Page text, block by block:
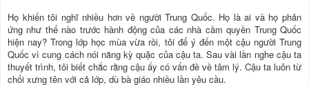
Họ khiến tôi nghĩ nhiều hơn về người Trung Quốc. Họ là ai và họ phản
ứng như thế nào trước hành động của các nhà cầm quyền Trung Quốc
hiện nay? Trong lớp học mùa vừa rồi, tôi để ý đến một cậu người Trung
Quốc vì cung cách nói năng kỳ quặc của cậu ta. Sau vài lần nghe cậu ta
thuyết trình, tôi biết chắc rằng cậu ấy có vấn đề về tâm lý. Cậu ta luôn từ
chối xưng tên với cả lớp, dù bà giáo nhiều lần yêu cầu.